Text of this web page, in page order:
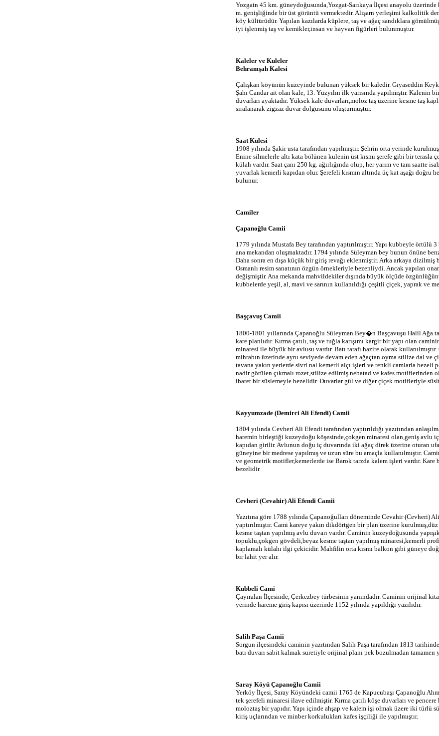
Yozgatn 45 km. güneydoğusunda,Yozgat-Sarıkaya İlçesi anayolu
m. genişliğinde bir üst görüntü vermektedir. Alişarn yerleşimi kalkolitik
köy kültürüdür. Yapılan kazılarda küplere, taş ve ağaç sandıklara
iyi işlenmiş taş ve kemikler,insan ve hayvan figürleri bulunmuştur.
Kaleler ve Kuleler
Behramşah Kalesi
Çalışkan köyünün kuzeyinde bulunan yüksek bir kaledir. Gıyaseddin
Şahı Candar ait olan kale, 13. Yüzyılın ilk yarısında yapılmıştır. Kalenin
duvarları ayaktadır. Yüksek kale duvarları,moloz taş üzerine kesme taş
sıralanarak zigzaz duvar dolgusunu oluşturmuştur.
Saat Kulesi
1908 yılında Şakir usta tarafından yapılmıştır. Şehrin orta yerinde
Enine silmelerle altı kata bölünen kulenin üst kısmı şerefe gibi bir terasla
külah vardır. Saat çanı 250 kg. ağırlığında olup, her yarım ve tam saatte
yuvarlak kemerli kapıdan olur. Şerefeli kısmın altında üç kat aşağı doğru
bulunur.
Camiler
Çapanoğlu Camii
1779 yılında Mustafa Bey tarafından yaptırılmıştır. Yapı kubbeyle
ana mekandan oluşmaktadır. 1794 yılında Süleyman bey bunun önüne
Daha sonra en dışa küçük bir giriş revağı eklenmiştir. Arka arkaya dizilmiş
Osmanlı resim sanatının özgün örnekleriyle bezenliydi. Ancak yapılan
değişmiştir. Ana mekanda mahvildekiler dışında büyük ölçüde
kubbelerde yeşil, al, mavi ve sarının kullanıldığı çeşitli çiçek, yaprak ve
Başçavuş Camii
1800-1801 yıllarında Çapanoğlu Süleyman Bey�n Başçavuşu Halil Ağa
kare planlıdır. Kırma çatılı, taş ve tuğla karışımı kargir bir yapı olan
minaresi ile büyük bir avlusu vardır. Batı tarafı hazire olarak
mihrabın üzerinde aynı seviyede devam eden ağaçtan oyma stilize dal ve
tavana yakın yerlerde sivri nal kemerli alçı işleri ve renkli camlarla bezeli
nadir görülen çıkmalı rozet,stilize edilmiş nebatad ve kafes motiflerinden
ibaret bir süslemeyle bezelidir. Duvarlar gül ve diğer çiçek motifleriyle
Kayyumzade (Demirci Ali Efendi) Camii
1804 yılında Cevheri Ali Efendi tarafından yaptırıldığı yazıtından
haremin birleştiği kuzeydoğu köşesinde,çokgen minaresi olan,geniş avlu
kapıdan girilir. Avlunun doğu iç duvarında iki ağaç direk üzerine oturan
güneyine bir medrese yapılmış ve uzun süre bu amaçla kullanılmıştır.
ve geometrik motifler,kemerlerde ise Barok tarzda kalem işleri vardır.
bezelidir.
Cevheri (Cevahir) Ali Efendi Camii
Yazıtına göre 1788 yılında Çapanoğulları döneminde Cevahir (Cevheri)
yaptırılmıştır. Cami kareye yakın dikdörtgen bir plan üzerine kurulmuş,düz
kesme taştan yapılmış avlu duvarı vardır. Caminin kuzeydoğusunda
topuklu,çokgen gövdeli,beyaz kesme taştan yapılmış minaresi,kemerli
kaplamalı külahı ilgi çekicidir. Mahfilin orta kısmı balkon gibi güneye
bir lahit yer alır.
Kubbeli Cami
Çayıralan İlçesinde, Çerkezbey türbesinin yanındadır. Caminin orijinal
yerinde hareme giriş kapısı üzerinde 1152 yılında yapıldığı yazılıdır.
Salih Paşa Camii
Sorgun ilçesindeki caminin yazıtından Salih Paşa tarafından 1813 tarihinde
batı duvarı sabit kalmak suretiyle orijinal planı pek bozulmadan tamamen
Saray Köyü Çapanoğlu Camii
Yerköy İlçesi, Saray Köyündeki camii 1765 de Kapucubaşı Çapanoğlu
tek şerefeli minaresi ilave edilmiştir. Kırma çatılı köşe duvarları ve pencere
moloztaş bir yapıdır. Yapı içinde ahşap ve kalem işi olmak üzere iki türlü
kiriş uçlarından ve minber korkulukları kafes işçiliği ile yapılmıştır.